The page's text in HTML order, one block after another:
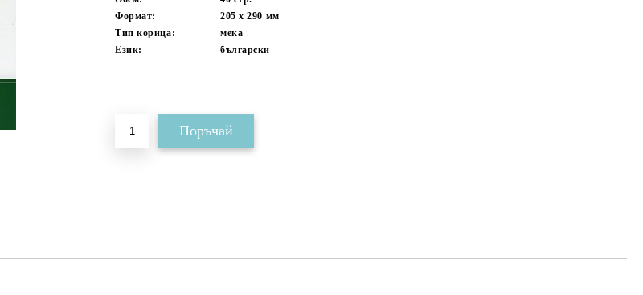
Формат:
205 x 290 мм
Тип корица:
мека
Език:
български